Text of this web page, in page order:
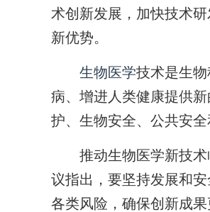
术创新发展，加快技术
新优势。
生物医学技术是生
病、增进人类健康提供
护、生物安全、公共安全
推动生物医学新技术
议指出，要坚持发展和
各类风险，确保创新成果